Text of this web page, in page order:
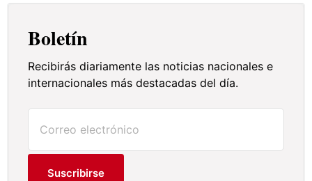
Boletín
Recibirás diariamente las noticias nacionales e
internacionales más destacadas del día.
Suscribirse